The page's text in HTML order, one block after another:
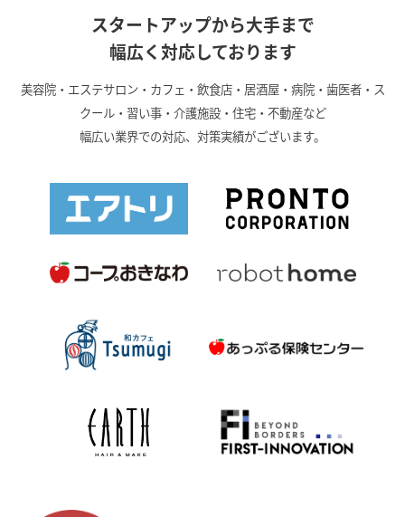
スタートアップから大手まで
幅広く対応しております
美容院・エステサロン・カフェ・飲食店・居酒屋・病院・歯医者・ス
クール・習い事・介護施設・住宅・不動産など
幅広い業界での対応、対策実績がございます。